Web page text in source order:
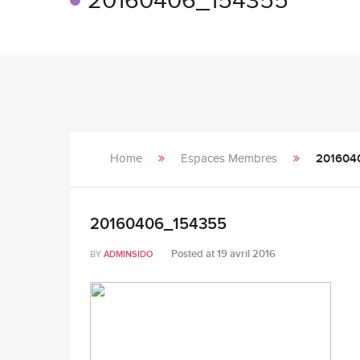
Home Espaces Membres
20160406_154355
BY ADMINSIDO Posted at19 avril 2016